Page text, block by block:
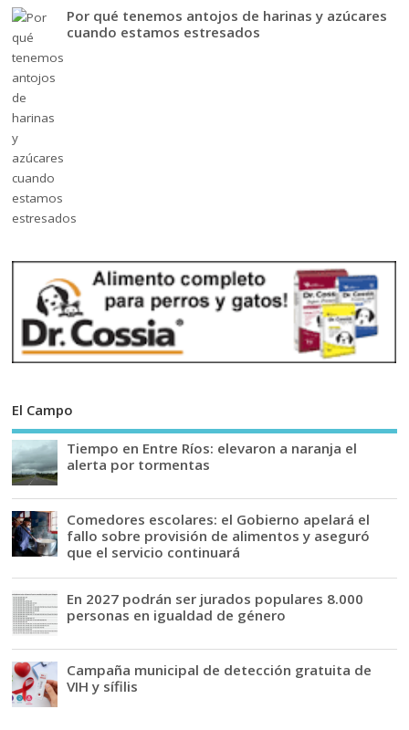
Por qué tenemos antojos de harinas y azúcares
cuando estamos estresados
El Campo
Tiempo en Entre Ríos: elevaron a naranja el
alerta por tormentas
Comedores escolares: el Gobierno apelará el
fallo sobre provisión de alimentos y aseguró
que el servicio continuará
En 2027 podrán ser jurados populares 8.000
personas en igualdad de género
Campaña municipal de detección gratuita de
VIH y sífilis